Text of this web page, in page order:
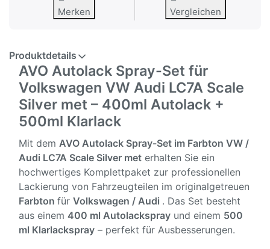
Merken Vergleichen
Produktdetails
AVO Autolack Spray-Set für
Volkswagen VW Audi LC7A Scale
Silver met – 400ml Autolack +
500ml Klarlack
Mit dem AVO Autolack Spray-Set im Farbton VW /
Audi LC7A Scale Silver met erhalten Sie ein
hochwertiges Komplettpaket zur professionellen
Lackierung von Fahrzeugteilen im originalgetreuen
Farbton für Volkswagen / Audi . Das Set besteht
aus einem 400 ml Autolackspray und einem 500
ml Klarlackspray – perfekt für Ausbesserungen.